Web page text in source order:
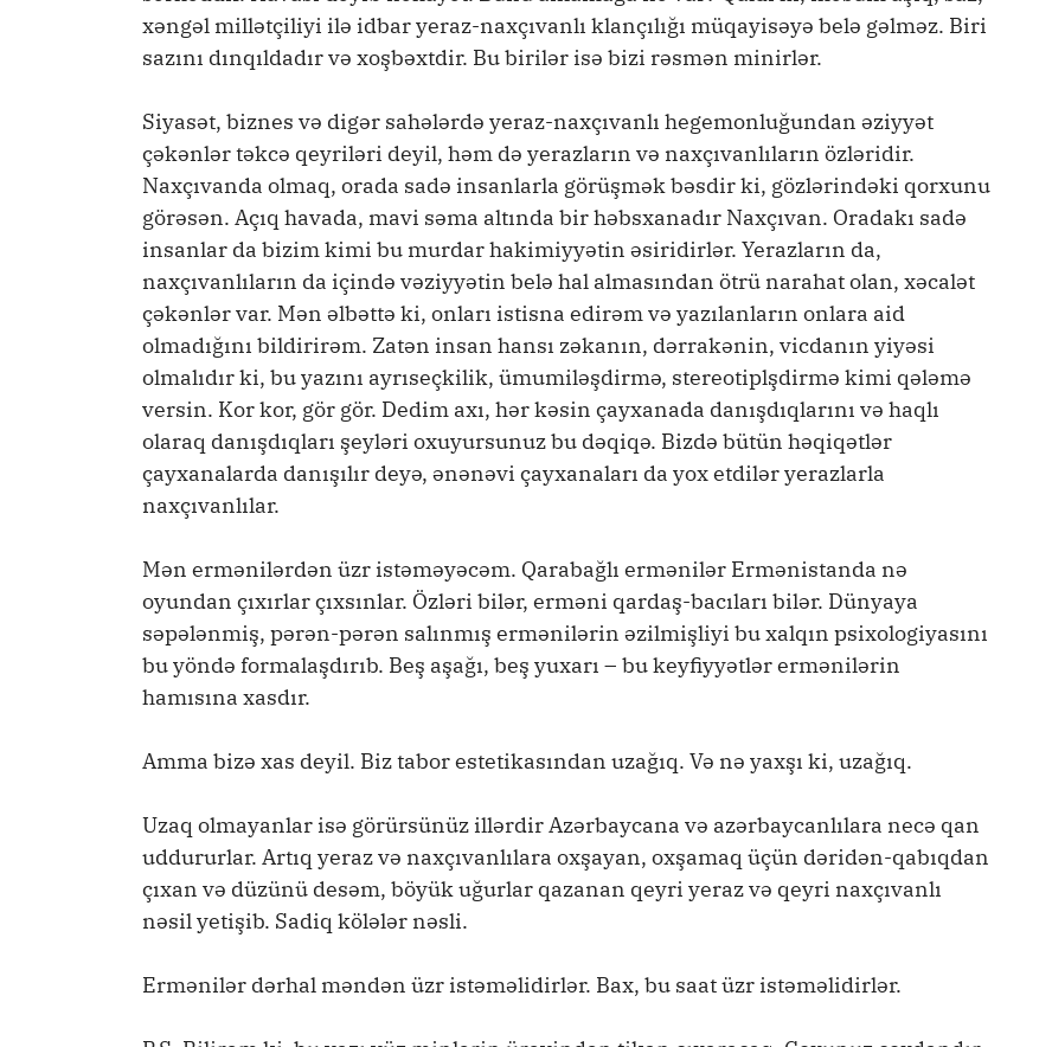
xəngəl millətçiliyi ilə idbar yeraz-naxçıvanlı klançılığı müqayisəyə belə gəlməz. Biri
sazını dınqıldadır və xoşbəxtdir. Bu birilər isə bizi rəsmən minirlər.
Siyasət, biznes və digər sahələrdə yeraz-naxçıvanlı hegemonluğundan əziyyət
çəkənlər təkcə qeyriləri deyil, həm də yerazların və naxçıvanlıların özləridir.
Naxçıvanda olmaq, orada sadə insanlarla görüşmək bəsdir ki, gözlərindəki qorxunu
görəsən. Açıq havada, mavi səma altında bir həbsxanadır Naxçıvan. Oradakı sadə
insanlar da bizim kimi bu murdar hakimiyyətin əsiridirlər. Yerazların da,
naxçıvanlıların da içində vəziyyətin belə hal almasından ötrü narahat olan, xəcalət
çəkənlər var. Mən əlbəttə ki, onları istisna edirəm və yazılanların onlara aid
olmadığını bildirirəm. Zatən insan hansı zəkanın, dərrakənin, vicdanın yiyəsi
olmalıdır ki, bu yazını ayrıseçkilik, ümumiləşdirmə, stereotiplşdirmə kimi qələmə
versin. Kor kor, gör gör. Dedim axı, hər kəsin çayxanada danışdıqlarını və haqlı
olaraq danışdıqları şeyləri oxuyursunuz bu dəqiqə. Bizdə bütün həqiqətlər
çayxanalarda danışılır deyə, ənənəvi çayxanaları da yox etdilər yerazlarla
naxçıvanlılar.
Mən ermənilərdən üzr istəməyəcəm. Qarabağlı ermənilər Ermənistanda nə
oyundan çıxırlar çıxsınlar. Özləri bilər, erməni qardaş-bacıları bilər. Dünyaya
səpələnmiş, pərən-pərən salınmış ermənilərin əzilmişliyi bu xalqın psixologiyasını
bu yöndə formalaşdırıb. Beş aşağı, beş yuxarı – bu keyfiyyətlər ermənilərin
hamısına xasdır.
Amma bizə xas deyil. Biz tabor estetikasından uzağıq. Və nə yaxşı ki, uzağıq.
Uzaq olmayanlar isə görürsünüz illərdir Azərbaycana və azərbaycanlılara necə qan
uddururlar. Artıq yeraz və naxçıvanlılara oxşayan, oxşamaq üçün dəridən-qabıqdan
çıxan və düzünü desəm, böyük uğurlar qazanan qeyri yeraz və qeyri naxçıvanlı
nəsil yetişib. Sadiq kölələr nəsli.
Ermənilər dərhal məndən üzr istəməlidirlər. Bax, bu saat üzr istəməlidirlər.